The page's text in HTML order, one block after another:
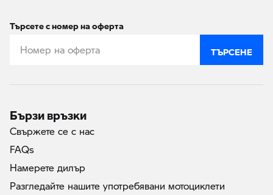
Търсете с номер на оферта
ТЪРСЕНЕ
Бързи връзки
Свържете се с нас
FAQs
Намерете дилър
Разгледайте нашите употребявани мотоциклети